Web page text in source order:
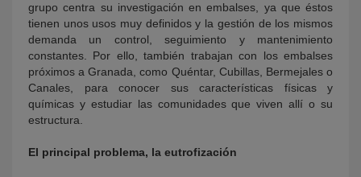
grupo centra su investigación en embalses, ya que éstos
tienen unos usos muy definidos y la gestión de los mismos
demanda un control, seguimiento y mantenimiento
constantes. Por ello, también trabajan con los embalses
próximos a Granada, como Quéntar, Cubillas, Bermejales o
Canales, para conocer sus características físicas y
químicas y estudiar las comunidades que viven allí o su
estructura.
El principal problema, la eutrofización